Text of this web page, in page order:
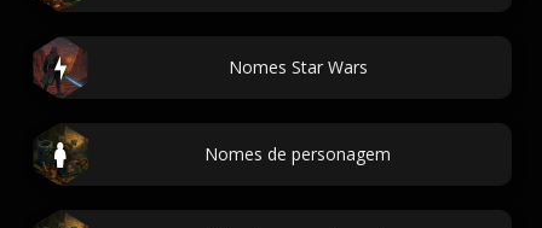
Nomes Star Wars
Nomes de personagem